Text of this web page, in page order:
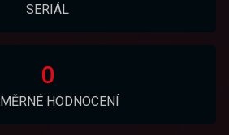
SERIÁL
0
HODNOCENÍ